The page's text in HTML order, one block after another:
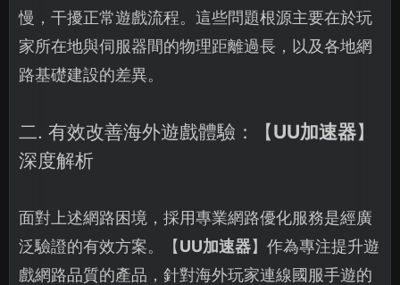
慢，干擾正常遊戲流程。這些問題根源主要在於玩
家所在地與伺服器間的物理距離過長，以及各地網
路基礎建設的差異。
二. 有效改善海外遊戲體驗：【UU加速器】
深度解析
面對上述網路困境，採用專業網路優化服務是經廣
泛驗證的有效方案。【UU加速器】作為專注提升遊
戲網路品質的產品，針對海外玩家連線國服手遊的